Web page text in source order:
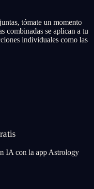
tómate un momento
combinadas se aplican a tu
individuales como las
IA con la app Astrology